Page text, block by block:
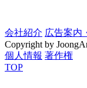
会社紹介 広告案内
Copyright by
個人情報 著作権
TOP